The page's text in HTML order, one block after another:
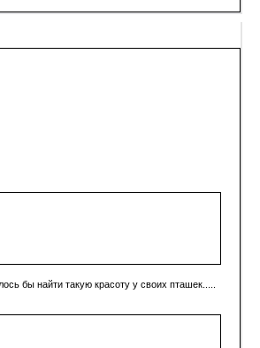
бы найти такую красоту у своих пташек.....